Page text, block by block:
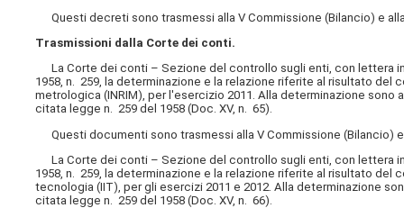
Questi decreti sono trasmessi alla V Commissione (Bilancio) e
Trasmissioni dalla Corte dei conti.
La Corte dei conti – Sezione del controllo sugli enti, con lettera
1958, n. 259, la determinazione e la relazione riferite al risultato
metrologica (INRIM), per l'esercizio 2011. Alla determinazione
citata legge n. 259 del 1958 (Doc. XV, n. 65).
Questi documenti sono trasmessi alla V Commissione (Bilancio) e
La Corte dei conti – Sezione del controllo sugli enti, con lettera
1958, n. 259, la determinazione e la relazione riferite al risultato
tecnologia (IIT), per gli esercizi 2011 e 2012. Alla determinazione
citata legge n. 259 del 1958 (Doc. XV, n. 66).